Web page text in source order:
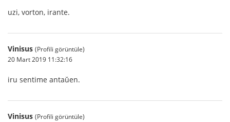
uzi, vorton, irante.
Vinisus (Profili görüntüle)
20 Mart 2019 11:32:16
iru sentime antaŭen.
Vinisus (Profili görüntüle)